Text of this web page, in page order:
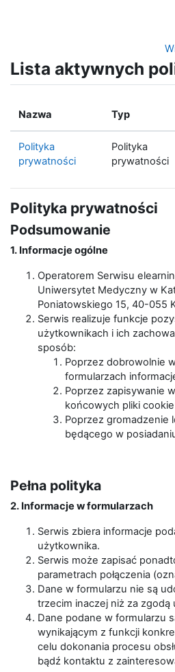
Lista aktywnych
Nazwa Typ
Polityka
prywatności
Polityka
prywatności
Polityka prywatności
Podsumowanie
1. Informacje ogólne
Operatorem Serwisu
Uniwersytet Medyczny w
Poniatowskiego 15, 40-055
Serwis realizuje funkcje
użytkownikach i ich
sposób:
Poprzez dobrowolnie
formularzach
Poprzez zapisywanie
końcowych pliki
Poprzez gromadzenie
będącego w
Pełna polityka
2. Informacje w formularzach
Serwis zbiera informacje
użytkownika.
Serwis może zapisać
parametrach połączenia
Dane w formularzu nie są
trzecim inaczej niż za zgodą
Dane podane w formularzu
wynikającym z funkcji
celu dokonania procesu
bądź kontaktu z